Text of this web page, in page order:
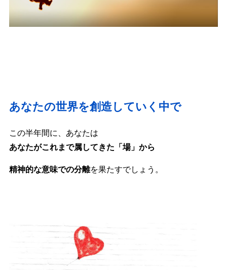
あなたの世界を創造していく中で
この半年間に、あなたは
あなたがこれまで属してきた「場」から
精神的な意味での分離を果たすでしょう。